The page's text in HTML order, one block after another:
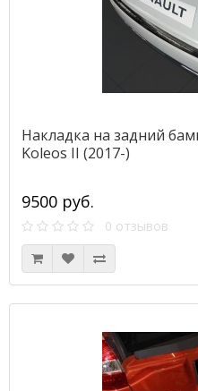
Накладка на задний
Koleos II (2017-)
9500 руб.
0 отзывов